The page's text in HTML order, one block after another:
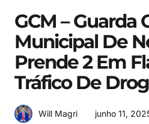
GCM – Guarda
Municipal De
Prende 2 Em
Tráfico De
Will Magri junho 11,